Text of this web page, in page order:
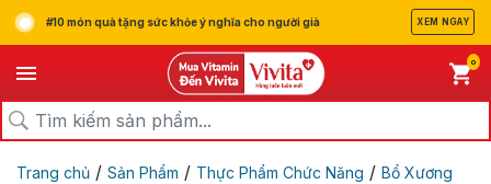
#10 món quà tặng sức khỏe ý nghĩa cho người già XEM NGAY
0
Trang chủ / Sản Phẩm / Thực Phẩm Chức Năng / Bổ Xương